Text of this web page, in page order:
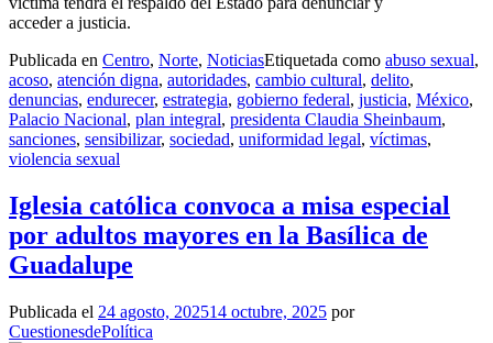
acceder a justicia.
Publicada en Centro, Norte, NoticiasEtiquetada como abuso sexual,
acoso, atención digna, autoridades, cambio cultural, delito,
denuncias, endurecer, estrategia, gobierno federal, justicia, México,
Palacio Nacional, plan integral, presidenta Claudia Sheinbaum,
sanciones, sensibilizar, sociedad, uniformidad legal, víctimas,
violencia sexual
Iglesia católica convoca a misa especial
por adultos mayores en la Basílica de
Guadalupe
Publicada el 24 agosto, 202514 octubre, 2025 por
CuestionesdePolítica